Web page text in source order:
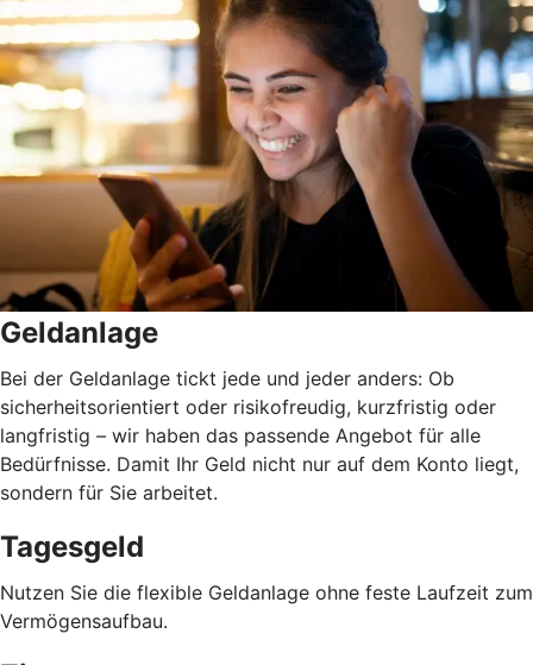
Geldanlage
Bei der Geldanlage tickt jede und jeder anders: Ob
sicherheitsorientiert oder risikofreudig, kurzfristig oder
langfristig – wir haben das passende Angebot für alle
Bedürfnisse. Damit Ihr Geld nicht nur auf dem Konto liegt,
sondern für Sie arbeitet.
Tagesgeld
Nutzen Sie die flexible Geldanlage ohne feste Laufzeit zum
Vermögensaufbau.